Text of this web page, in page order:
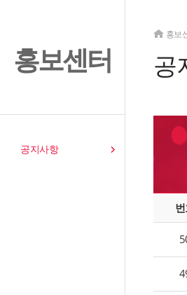
홍보센터
공지사항
홍보
공